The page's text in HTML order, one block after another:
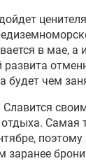
в мае, а
развита
будет чем
Славится
Самая
заранее